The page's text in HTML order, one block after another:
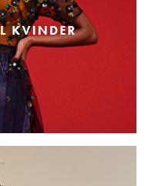
KVINDER